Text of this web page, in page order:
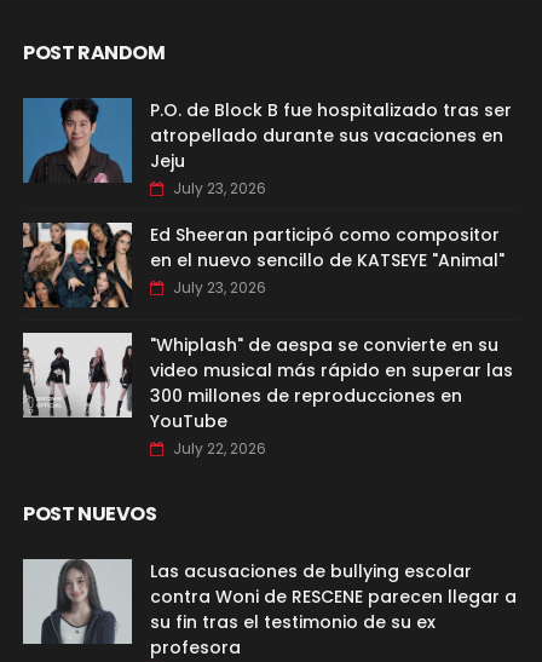
POST RANDOM
P.O. de Block B fue hospitalizado tras ser
atropellado durante sus vacaciones en
Jeju
July 23, 2026
Ed Sheeran participó como compositor
en el nuevo sencillo de KATSEYE "Animal"
July 23, 2026
"Whiplash" de aespa se convierte en su
video musical más rápido en superar las
300 millones de reproducciones en
YouTube
July 22, 2026
POST NUEVOS
Las acusaciones de bullying escolar
contra Woni de RESCENE parecen llegar a
su fin tras el testimonio de su ex
profesora